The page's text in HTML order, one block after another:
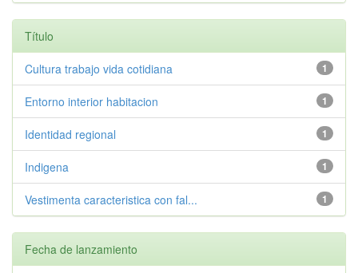
Título
1
Cultura trabajo vida cotidiana
1
Entorno interior habitacion
1
Identidad regional
1
Indigena
1
Vestimenta caracteristica con fal...
Fecha de lanzamiento